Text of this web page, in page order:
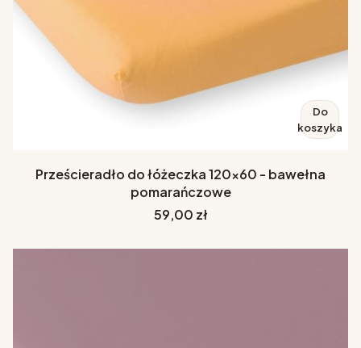
Do
koszyka
Prześcieradło do łóżeczka 120x60 - bawełna
pomarańczowe
Cena
59,00 zł